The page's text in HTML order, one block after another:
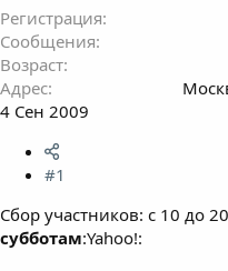
Регистрация
Сообщения
Возраст
Адрес
4 Сен 2009
#1
Сбор участников: с 10 до
субботам:Yahoo!: